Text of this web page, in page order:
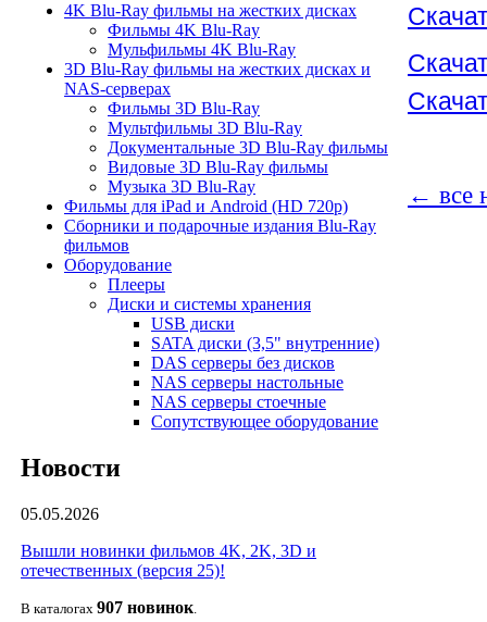
4K Blu-Ray фильмы на жестких дисках
Фильмы 4K Blu-Ray
Мульфильмы 4K Blu-Ray
3D Blu-Ray фильмы на жестких дисках и
NAS-серверах
Фильмы 3D Blu-Ray
Мультфильмы 3D Blu-Ray
Документальные 3D Blu-Ray фильмы
Видовые 3D Blu-Ray фильмы
Музыка 3D Blu-Ray
Фильмы для iPad и Android (HD 720p)
Сборники и подарочные издания Blu-Ray
фильмов
Оборудование
Плееры
Диски и системы хранения
USB диски
SATA диски (3,5" внутренние)
DAS серверы без дисков
NAS серверы настольные
NAS серверы стоечные
Сопутствующее оборудование
Новости
05.05.2026
Вышли новинки фильмов 4K, 2K, 3D и
отечественных (версия 25)!
В каталогах 907 новинок.
← все